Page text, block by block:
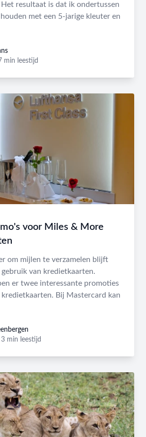
resultaat is dat ik ondertussen
met een 5-jarige kleuter en
min leestijd
voor Miles & More
om mijlen te verzamelen blijft
van kredietkaarten.
er twee interessante promoties
Bij Mastercard kan
3 min leestijd